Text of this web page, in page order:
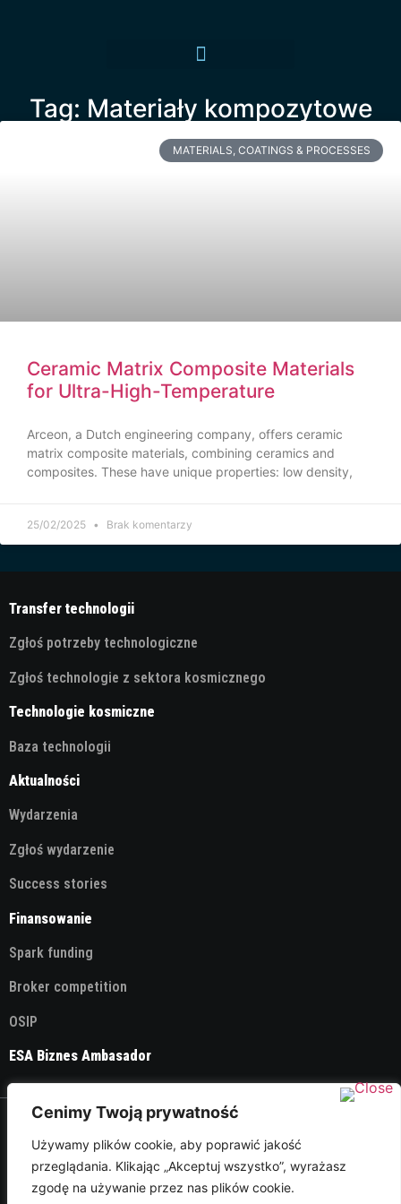
Cenimy Twoją prywatność
Używamy plików cookie, aby poprawić jakość
przeglądania. Klikając „Akceptuj wszystko”, wyrażasz
zgodę na używanie przez nas plików cookie.
Tag: Materiały kompozytowe
MATERIALS, COATINGS & PROCESSES
Ceramic Matrix Composite Materials
for Ultra-High-Temperature
Arceon, a Dutch engineering company, offers ceramic
matrix composite materials, combining ceramics and
composites. These have unique properties: low density,
25/02/2025 Brak komentarzy
Transfer technologii
Zgłoś potrzeby technologiczne
Zgłoś technologie z sektora kosmicznego
Technologie kosmiczne
Baza technologii
Aktualności
Wydarzenia
Zgłoś wydarzenie
Success stories
Finansowanie
Spark funding
Broker competition
OSIP
ESA Biznes Ambasador
Polityka Prywatności